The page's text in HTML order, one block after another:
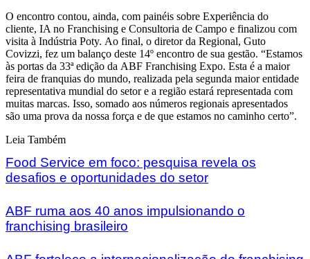
O encontro contou, ainda, com painéis sobre Experiência do
cliente, IA no Franchising e Consultoria de Campo e finalizou com
visita à Indústria Poty. Ao final, o diretor da Regional, Guto
Covizzi, fez um balanço deste 14º encontro de sua gestão. “Estamos
às portas da 33ª edição da ABF Franchising Expo. Esta é a maior
feira de franquias do mundo, realizada pela segunda maior entidade
representativa mundial do setor e a região estará representada com
muitas marcas. Isso, somado aos números regionais apresentados
são uma prova da nossa força e de que estamos no caminho certo”.
Leia Também
Food Service em foco: pesquisa revela os
desafios e oportunidades do setor
ABF ruma aos 40 anos impulsionando o
franchising brasileiro